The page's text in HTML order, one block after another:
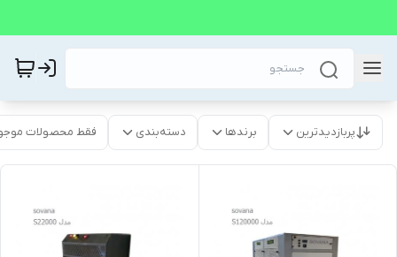
پربازدیدترین برندها دسته‌بندی فقط محصولات